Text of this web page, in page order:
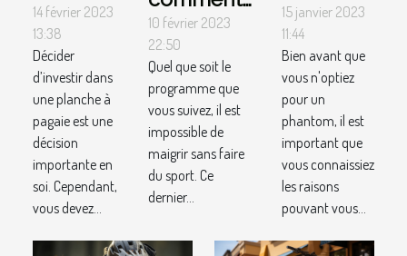
gonflable
ou solide
: lequel
devriez-
vous
choisir ?
14 février 2023
13:38
Décider
d’investir dans
une planche à
pagaie est une
décision
importante en
soi. Cependant,
vous devez...
le pratiquer
pour
maigrir
rapidement
?
10 février 2023
22:50
Quel que soit le
programme que
vous suivez, il est
impossible de
maigrir sans faire
du sport. Ce
dernier...
d’opter
pour le
foil
phantom
1080
15 janvier 2023
11:44
Bien avant que
vous n'optiez
pour un
phantom, il est
important que
vous connaissiez
les raisons
pouvant vous...